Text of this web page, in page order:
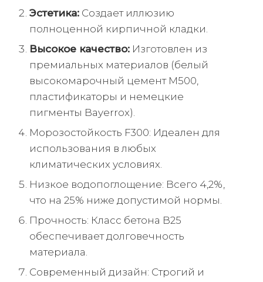
Эстетика: Создает иллюзию
полноценной кирпичной кладки.
Высокое качество: Изготовлен из
премиальных материалов (белый
высокомарочный цемент М500,
пластификаторы и немецкие
пигменты Bayerrox).
Морозостойкость F300: Идеален для
использования в любых
климатических условиях.
Низкое водопоглощение: Всего 4,2%,
что на 25% ниже допустимой нормы.
Прочность: Класс бетона B25
обеспечивает долговечность
материала.
Современный дизайн: Строгий и